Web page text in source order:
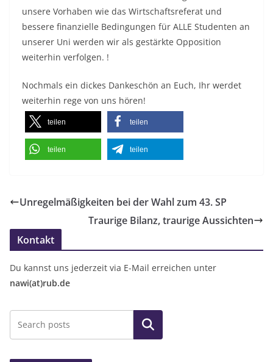
unsere Vorhaben wie das Wirtschaftsreferat und
bessere finanzielle Bedingungen für ALLE Studenten an
unserer Uni werden wir als gestärkte Opposition
weiterhin verfolgen. !
Nochmals ein dickes Dankeschön an Euch, Ihr werdet
weiterhin rege von uns hören!
teilen teilen
teilen teilen
Unregelmäßigkeiten bei der Wahl zum 43. SP
Traurige Bilanz, traurige Aussichten
Kontakt
Du kannst uns jederzeit via E-Mail erreichen unter
nawi(at)rub.de
Suchen